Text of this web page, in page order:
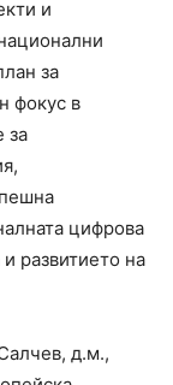
и
за
фокус в
за
цифрова
развитието на
д.м.,